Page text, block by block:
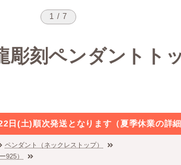
1 / 7
彫刻ペンダントト
(土)順次発送となります（夏季休業の詳細
ペンダント（ネックレストップ）
925）